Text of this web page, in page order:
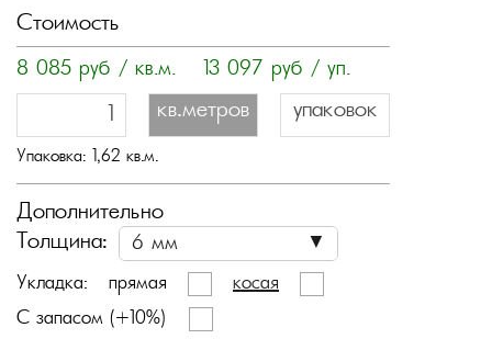
Стоимость
8 085 руб / кв.м. 13 097 руб / уп.
кв.метров упаковок
Упаковка: 1,62 кв.м.
Дополнительно
Толщина:
Укладка: прямая
косая
С запасом (+10%)